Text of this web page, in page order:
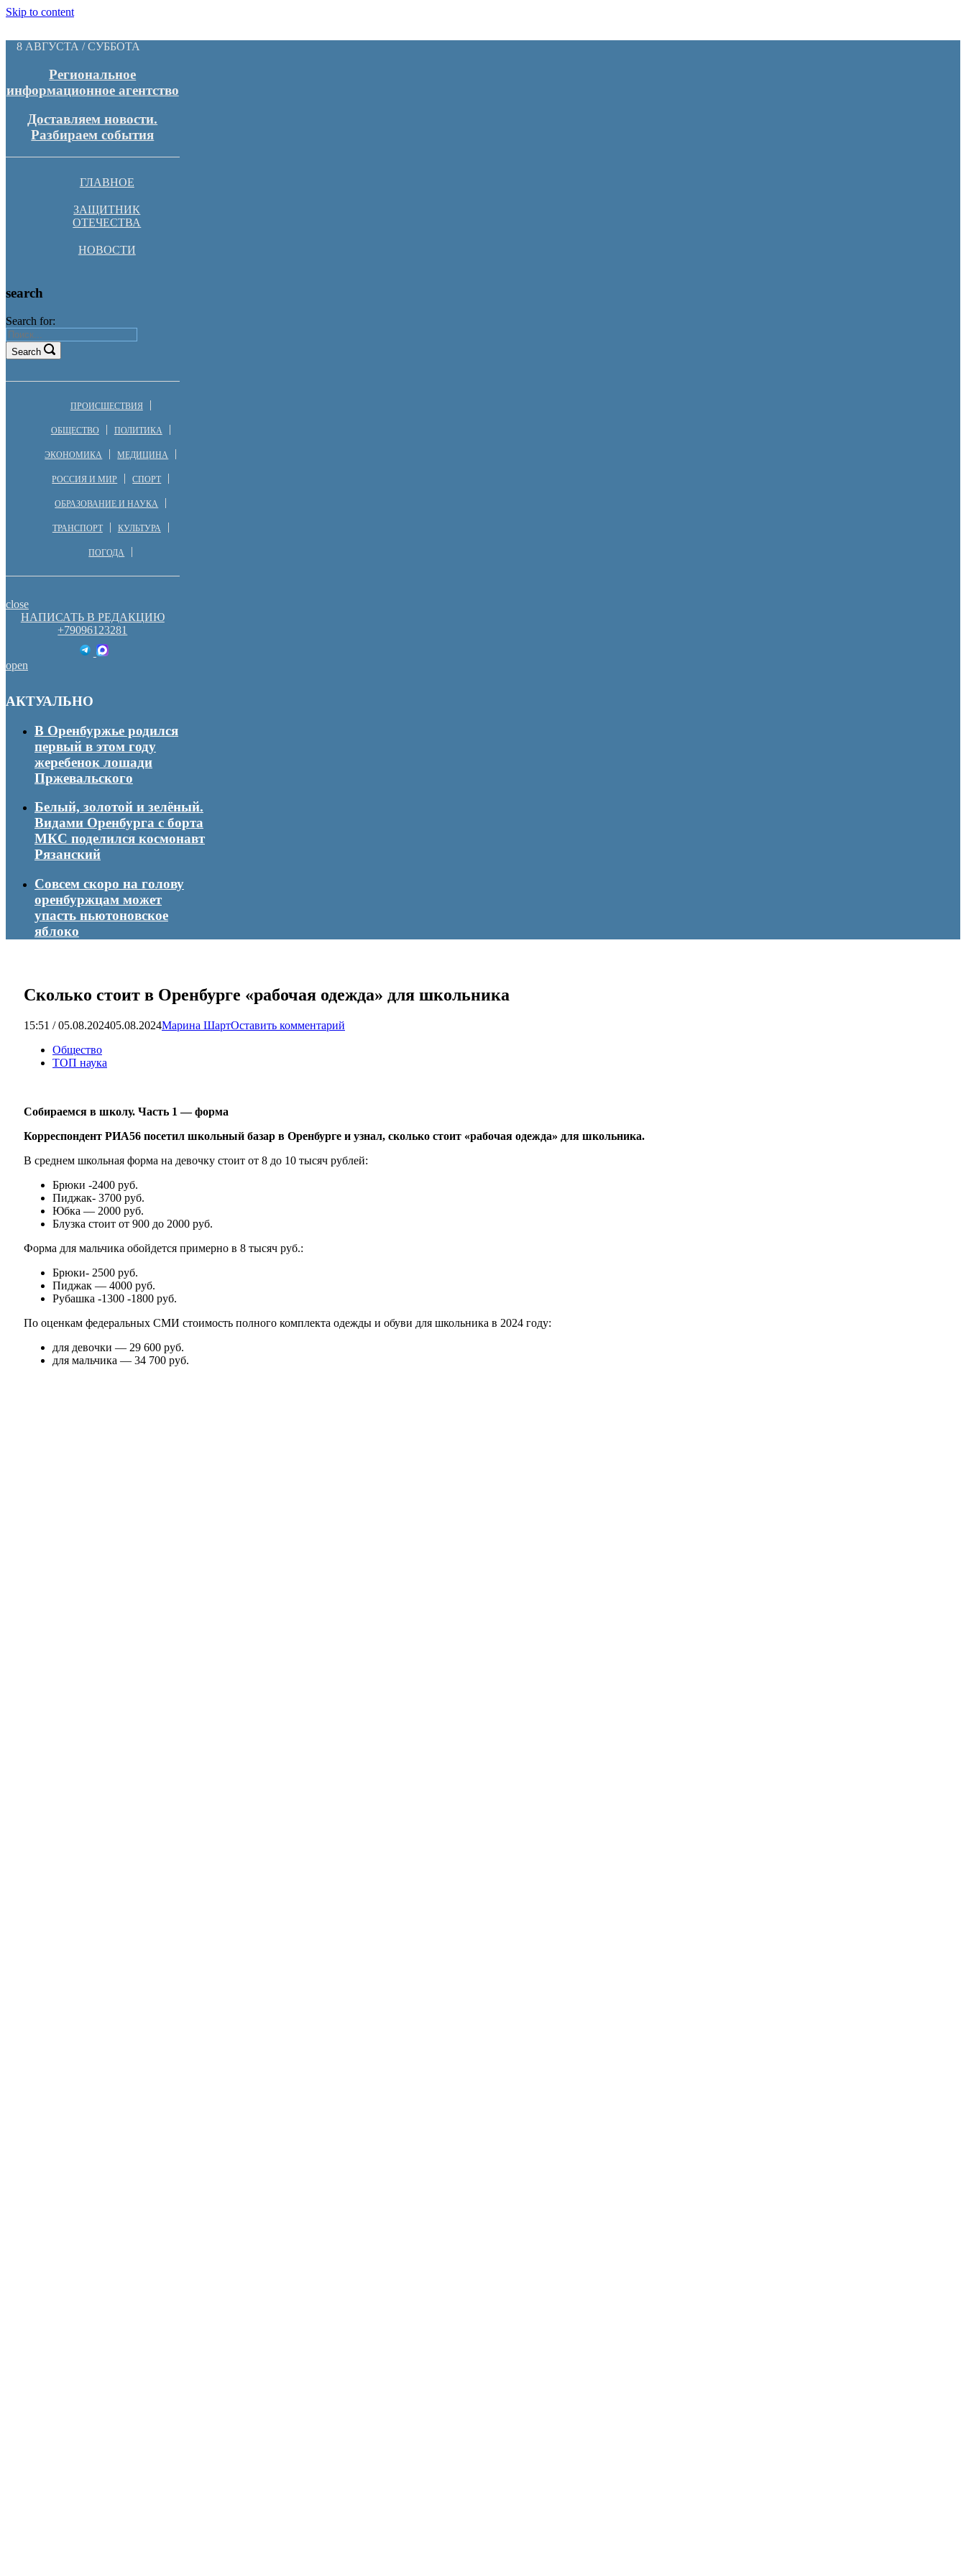
Skip to content
8 АВГУСТА / СУББОТА
Региональное
информационное агентство
Доставляем новости.
Разбираем события
ГЛАВНОЕ
ЗАЩИТНИК
ОТЕЧЕСТВА
НОВОСТИ
search
Search for:
Search
ПРОИСШЕСТВИЯ
ОБЩЕСТВО ПОЛИТИКА
ЭКОНОМИКА МЕДИЦИНА
РОССИЯ И МИР СПОРТ
ОБРАЗОВАНИЕ И НАУКА
ТРАНСПОРТ КУЛЬТУРА
ПОГОДА
close
НАПИСАТЬ В РЕДАКЦИЮ
+79096123281
open
АКТУАЛЬНО
В Оренбуржье родился
первый в этом году
жеребенок лошади
Пржевальского
Белый, золотой и зелёный.
Видами Оренбурга с борта
МКС поделился космонавт
Рязанский
Совсем скоро на голову
оренбуржцам может
упасть ньютоновское
яблоко
Сколько стоит в Оренбурге «рабочая одежда» для школьника
15:51 / 05.08.202405.08.2024Марина ШартОставить комментарий
Общество
ТОП наука
Собираемся в школу. Часть 1 — форма
Корреспондент РИА56 посетил школьный базар в Оренбурге и узнал, сколько стоит «рабочая одежда» для школьника.
В среднем школьная форма на девочку стоит от 8 до 10 тысяч рублей:
Брюки -2400 руб.
Пиджак- 3700 руб.
Юбка — 2000 руб.
Блузка стоит от 900 до 2000 руб.
Форма для мальчика обойдется примерно в 8 тысяч руб.:
Брюки- 2500 руб.
Пиджак — 4000 руб.
Рубашка -1300 -1800 руб.
По оценкам федеральных СМИ стоимость полного комплекта одежды и обуви для школьника в 2024 году:
для девочки — 29 600 руб.
для мальчика — 34 700 руб.